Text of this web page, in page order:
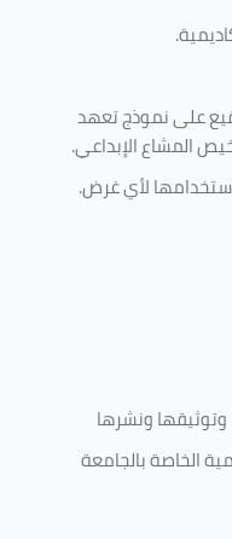
على نموذج تعهد
المشاع الإبداعي.
لأي غرض.
وتوثيقها ونشرها
الخاصة بالجامعة